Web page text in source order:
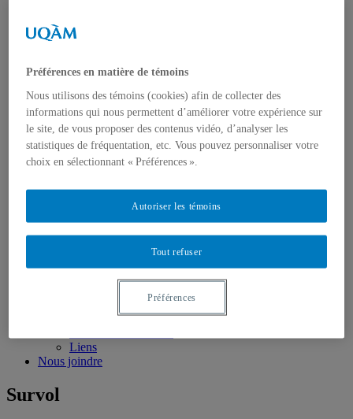
Diplômés
Portfolio
Films
Films de fin d’études | 2018
Films de fin d’études | 2017
Films de fin d’études | 2016
Films de fin d’études | 2015
Films de fin d’études | 2014
Films de fin d’études | 2012
Photographies et Entrevues
Colloques, conférences et études
Projet | Festivals
Recherches et publications
Liens
Nous joindre
Survol
Préférences en matière de témoins
Nous utilisons des témoins (cookies) afin de collecter des
informations qui nous permettent d’améliorer votre expérience sur
le site, de vous proposer des contenus vidéo, d’analyser les
statistiques de fréquentation, etc. Vous pouvez personnaliser votre
choix en sélectionnant « Préférences ».
Tout refuser
Autoriser les témoins
Préférences